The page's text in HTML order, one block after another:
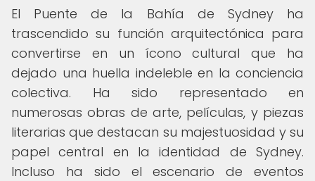
El Puente de la Bahía de Sydney ha
trascendido su función arquitectónica para
convertirse en un ícono cultural que ha
dejado una huella indeleble en la conciencia
colectiva. Ha sido representado en
numerosas obras de arte, películas, y piezas
literarias que destacan su majestuosidad y su
papel central en la identidad de Sydney.
Incluso ha sido el escenario de eventos